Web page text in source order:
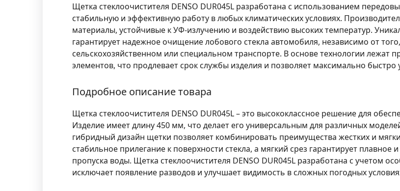
Щетка стеклоочистителя DENSO DUR045L разработана с использованием
стабильную и эффективную работу в любых климатических условиях.
материалы, устойчивые к УФ-излучению и воздействию высоких температур.
гарантирует надежное очищение лобового стекла автомобиля, независимо от
сельскохозяйственном или специальном транспорте. В основе технологии
элементов, что продлевает срок службы изделия и позволяет максимально быстро
Подробное описание товара
Щетка стеклоочистителя DENSO DUR045L – это высококлассное решение для
Изделие имеет длину 450 мм, что делает его универсальным для различных
гибридный дизайн щетки позволяет комбинировать преимущества жестких и
стабильное прилегание к поверхности стекла, а мягкий срез гарантирует
пропуска воды. Щетка стеклоочистителя DENSO DUR045L разработана с учетом
исключает появление разводов и улучшает видимость в сложных погодных